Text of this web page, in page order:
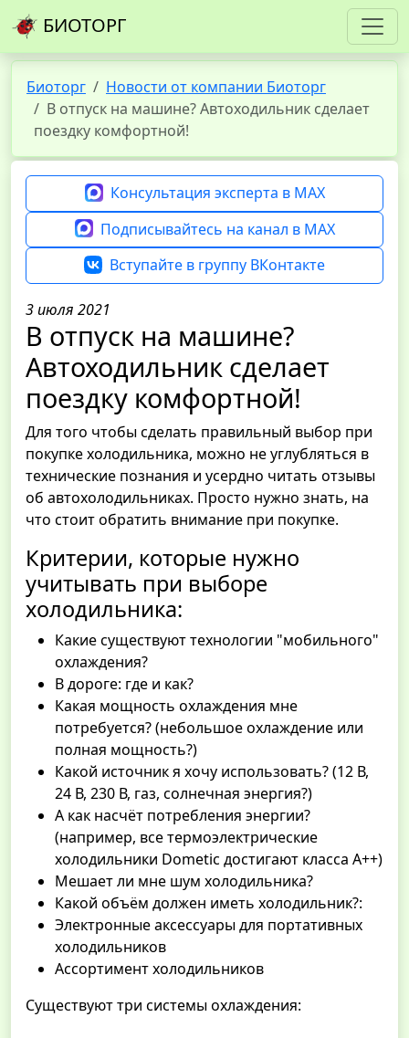
БИОТОРГ
Биоторг
Новости от компании Биоторг
В отпуск на машине? Автоходильник сделает
поездку комфортной!
Консультация эксперта в MAX
Подписывайтесь на канал в MAX
Вступайте в группу ВКонтакте
3 июля 2021
В отпуск на машине?
Автоходильник сделает
поездку комфортной!
Для того чтобы сделать правильный выбор при
покупке холодильника, можно не углубляться в
технические познания и усердно читать отзывы
об автохолодильниках. Просто нужно знать, на
что стоит обратить внимание при покупке.
Критерии, которые нужно
учитывать при выборе
холодильника:
Какие существуют технологии "мобильного"
охлаждения?
В дороге: где и как?
Какая мощность охлаждения мне
потребуется? (небольшое охлаждение или
полная мощность?)
Какой источник я хочу использовать? (12 В,
24 В, 230 В, газ, солнечная энергия?)
А как насчёт потребления энергии?
(например, все термоэлектрические
холодильники Dometic достигают класса А++)
Мешает ли мне шум холодильника?
Какой объём должен иметь холодильник?:
Электронные аксессуары для портативных
холодильников
Ассортимент холодильников
Существуют три системы охлаждения: